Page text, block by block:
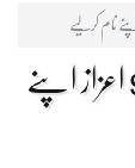
کینیڈین شیف نے گنیز ورلڈ ریکارڈز میں 9 اعزاز اپنے